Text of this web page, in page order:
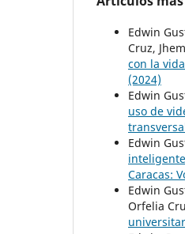
Edwin
Cruz,
con la
(2024)
Edwin
uso de
Edwin
Caracas:
Edwin
Orfelia